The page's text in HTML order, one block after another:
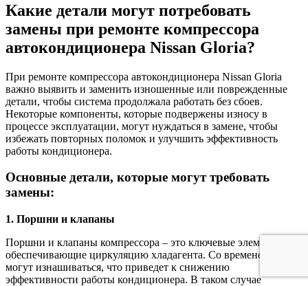
Какие детали могут потребовать
замены при ремонте компрессора
автокондиционера Nissan Gloria?
При ремонте компрессора автокондиционера Nissan Gloria
важно выявить и заменить изношенные или поврежденные
детали, чтобы система продолжала работать без сбоев.
Некоторые компоненты, которые подвержены износу в
процессе эксплуатации, могут нуждаться в замене, чтобы
избежать повторных поломок и улучшить эффективность
работы кондиционера.
Основные детали, которые могут требовать
замены:
1. Поршни и клапаны
Поршни и клапаны компрессора – это ключевые элементы,
обеспечивающие циркуляцию хладагента. Со временем они
могут изнашиваться, что приведет к снижению
эффективности работы кондиционера. В таком случае